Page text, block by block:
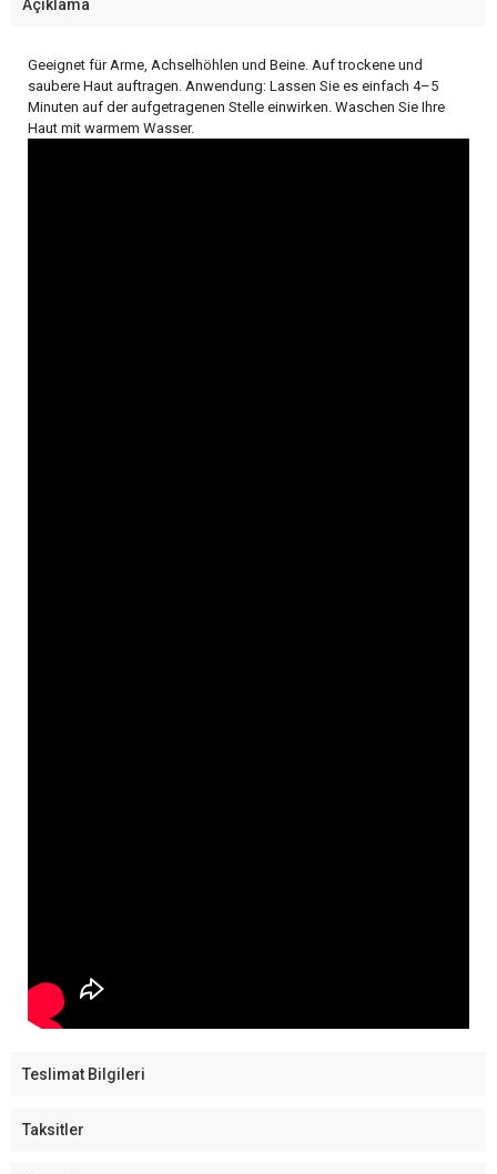
Açıklama
Geeignet für Arme, Achselhöhlen und Beine. Auf trockene und
saubere Haut auftragen. Anwendung: Lassen Sie es einfach 4–5
Minuten auf der aufgetragenen Stelle einwirken. Waschen Sie Ihre
Haut mit warmem Wasser.
Teslimat Bilgileri
Taksitler